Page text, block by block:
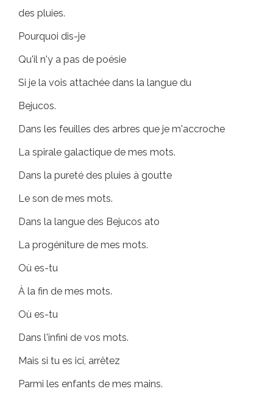
des pluies.
Pourquoi dis-je
Qu'il n'y a pas de poésie
Si je la vois attachée dans la langue du
Bejucos.
Dans les feuilles des arbres que je m'accroche
La spirale galactique de mes mots.
Dans la pureté des pluies à goutte
Le son de mes mots.
Dans la langue des Bejucos ato
La progéniture de mes mots.
Où es-tu
À la fin de mes mots.
Où es-tu
Dans l'infini de vos mots.
Mais si tu es ici, arrêtez
Parmi les enfants de mes mains.